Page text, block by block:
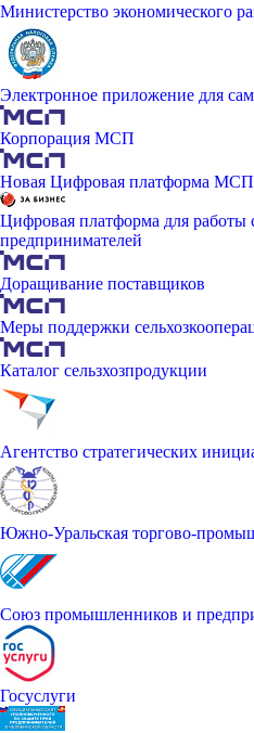
Министерство экономического
Электронное приложение для
Корпорация МСП
Новая Цифровая платформа МСП
Цифровая платформа для работы
предпринимателей
Доращивание поставщиков
Меры поддержки
Каталог сельзхозпродукции
Агентство стратегических
Южно-Уральская торгово-
Союз промышленников и
Госуслуги